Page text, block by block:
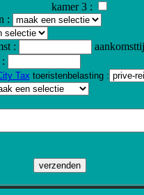
kamer 3 :
:
:
Tax toeristenbelasting :